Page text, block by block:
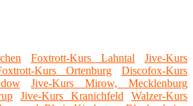
Foxtrott-Kurs Lahntal
Jive-Kurs
Kurs Ortenburg
Discofox-Kurs
Jive-Kurs Mirow, Mecklenburg
Jive-Kurs Kranichfeld
Walzer-Kurs